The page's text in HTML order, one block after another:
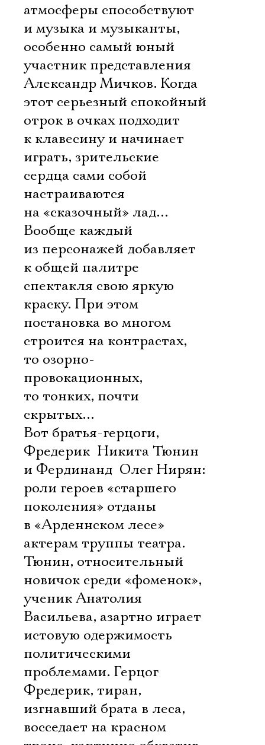
атмосферы способствуют
и музыка и музыканты,
особенно самый юный
участник представления
Александр Мичков. Когда
этот серьезный спокойный
отрок в очках подходит
к клавесину и начинает
играть, зрительские
сердца сами собой
настраиваются
на «сказочный» лад…
Вообще каждый
из персонажей добавляет
к общей палитре
спектакля свою яркую
краску. При этом
постановка во многом
строится на контрастах,
то озорно-
провокационных,
то тонких, почти
скрытых…
Вот братья-герцоги,
Фредерик  Никита Тюнин
и Фердинанд  Олег Нирян:
роли героев «старшего
поколения» отданы
в «Арденнском лесе»
актерам труппы театра.
Тюнин, относительный
новичок среди «фоменок»,
ученик Анатолия
Васильева, азартно играет
истовую одержимость
политическими
проблемами. Герцог
Фредерик, тиран,
изгнавший брата в леса,
восседает на красном
Электропочта